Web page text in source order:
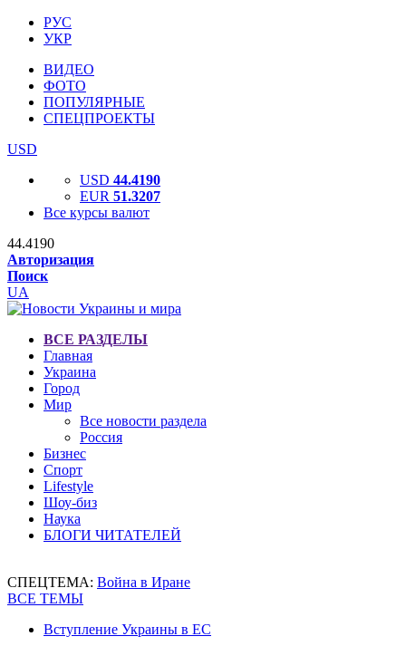
РУС
УКР
ВИДЕО
ФОТО
ПОПУЛЯРНЫЕ
СПЕЦПРОЕКТЫ
USD
USD 44.4190
EUR 51.3207
Все курсы валют
44.4190
Авторизация
Поиск
UA
ВСЕ РАЗДЕЛЫ
Главная
Украина
Город
Мир
Все новости раздела
Россия
Бизнес
Спорт
Lifestyle
Шоу-биз
Наука
БЛОГИ ЧИТАТЕЛЕЙ
СПЕЦТЕМА: Война в Иране
ВСЕ ТЕМЫ
Вступление Украины в ЕС